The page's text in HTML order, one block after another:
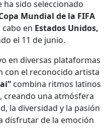
ha sido seleccionado
Mundial de la FIFA
cabo en Estados Unidos,
el 11 de junio.
en diversas plataformas
con el reconocido artista
combina ritmos latinos
creando una atmósfera
la diversidad y la pasión
disfrutar de la emoción